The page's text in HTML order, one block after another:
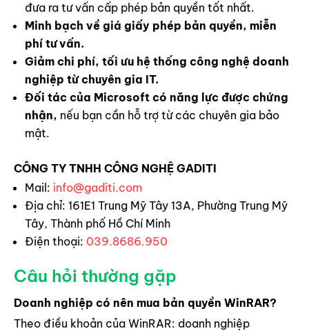
đưa ra tư vấn cấp phép bản quyền tốt nhất.
Minh bạch về giá giấy phép bản quyền, miễn
phí tư vấn.
Giảm chi phí, tối ưu hệ thống công nghệ doanh
nghiệp từ chuyên gia IT.
Đối tác của Microsoft có năng lực được chứng
nhận, nếu bạn cần hỗ trợ từ các chuyên gia bảo
mật.
CÔNG TY TNHH CÔNG NGHỆ GADITI
Mail: info@gaditi.com
Địa chỉ: 161E1 Trung Mỹ Tây 13A, Phường Trung Mỹ
Tây, Thành phố Hồ Chí Minh
Điện thoại: 039.8686.950
Câu hỏi thường gặp
Doanh nghiệp có nên mua bản quyền WinRAR?
Theo điều khoản của WinRAR: doanh nghiệp